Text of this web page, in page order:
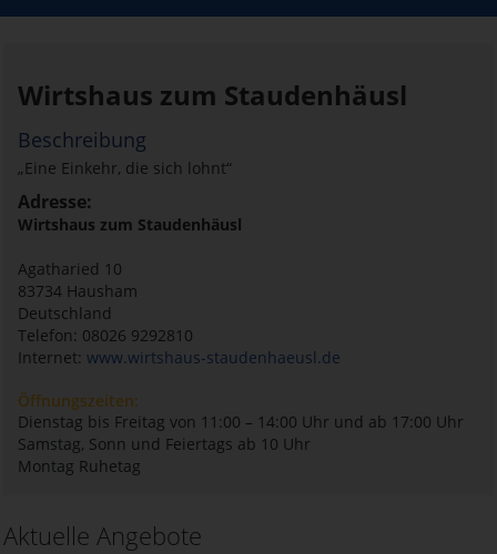
Wirtshaus zum Staudenhäusl
Beschreibung
„Eine Einkehr, die sich lohnt“
Adresse:
Wirtshaus zum Staudenhäusl
Agatharied 10
83734 Hausham
Deutschland
Telefon: 08026 9292810
Internet: www.wirtshaus-staudenhaeusl.de
Öffnungszeiten:
Dienstag bis Freitag von 11:00 – 14:00 Uhr und ab 17:00 Uhr
Samstag, Sonn und Feiertags ab 10 Uhr
Montag Ruhetag
Aktuelle Angebote